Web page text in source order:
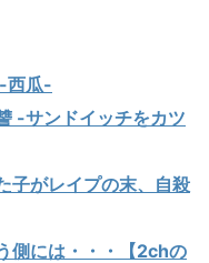
-西瓜-
-サンドイッチをカツ
子がレイプの末、自殺
側には・・・【2chの